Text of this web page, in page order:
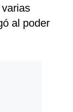
al poder